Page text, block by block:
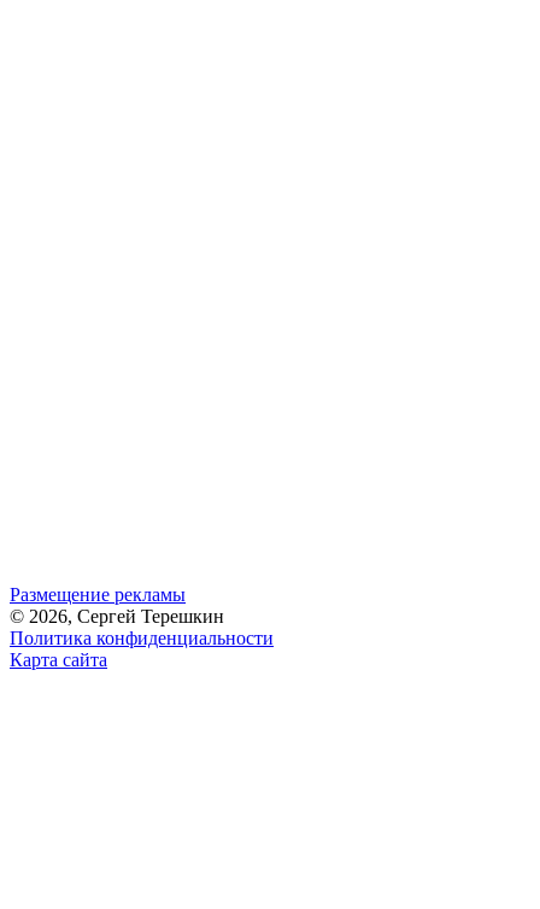
Размещение рекламы
© 2026, Сергей Терешкин
Политика конфиденциальности
Карта сайта